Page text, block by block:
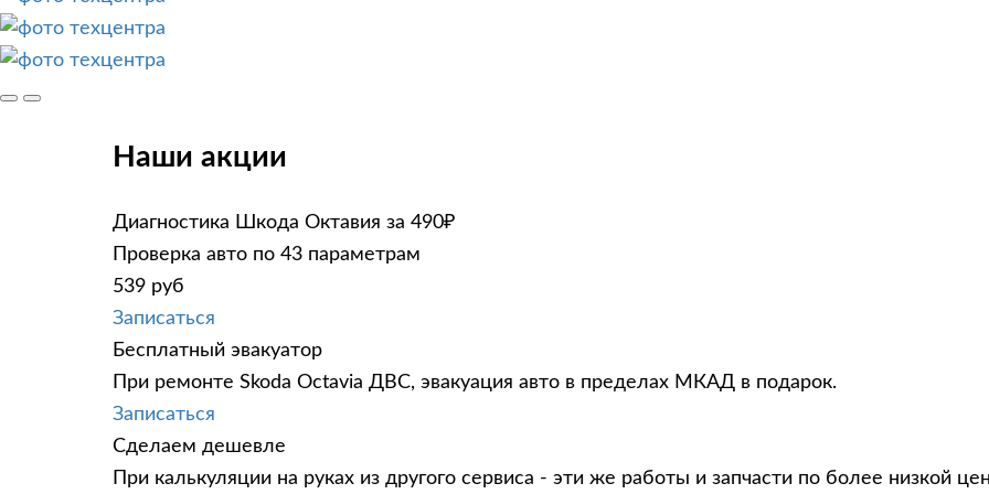
Наши акции
Диагностика Шкода Октавия за 490₽
Проверка авто по 43 параметрам
539 руб
Записаться
Бесплатный эвакуатор
При ремонте Skoda Octavia ДВС, эвакуация авто в пределах МКАД в подарок.
Записаться
Сделаем дешевле
При калькуляции на руках из другого сервиса - эти же работы и запчасти по более низкой